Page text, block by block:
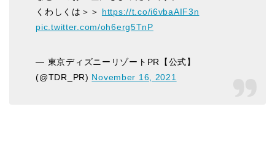
くわしくは＞＞ https://t.co/i6vbaAIF3n
pic.twitter.com/oh6erg5TnP
— 東京ディズニーリゾートPR【公式】
(@TDR_PR) November 16, 2021